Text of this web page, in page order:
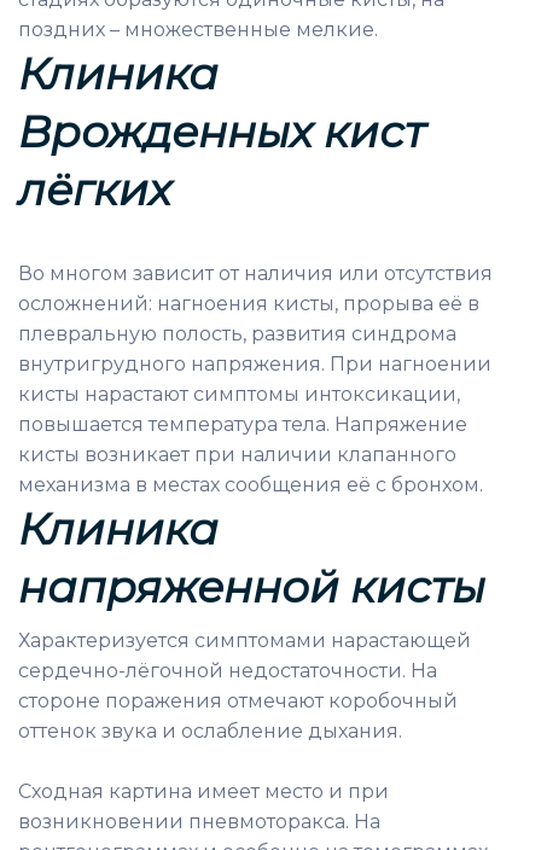
поздних – множественные мелкие.
Клиника
Врожденных кист
лёгких
Во многом зависит от наличия или отсутствия
осложнений: нагноения кисты, прорыва её в
плевральную полость, развития синдрома
внутригрудного напряжения. При нагноении
кисты нарастают симптомы интоксикации,
повышается температура тела. Напряжение
кисты возникает при наличии клапанного
механизма в местах сообщения её с бронхом.
Клиника
напряженной кисты
Характеризуется симптомами нарастающей
сердечно-лёгочной недостаточности. На
стороне поражения отмечают коробочный
оттенок звука и ослабление дыхания.
Сходная картина имеет место и при
возникновении пневмоторакса. На